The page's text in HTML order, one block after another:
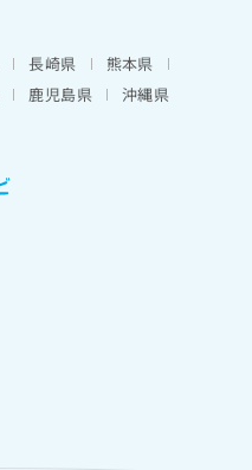
長崎県
熊本県
鹿児島県 沖縄県